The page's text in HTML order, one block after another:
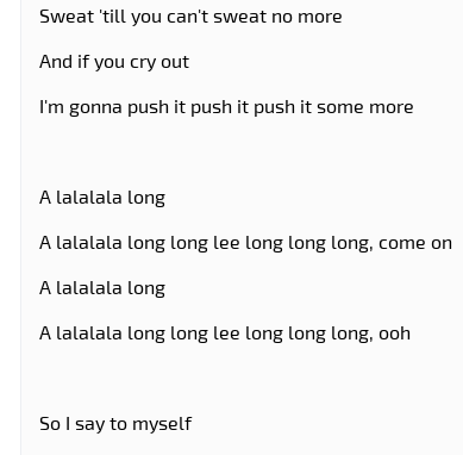
Sweat 'till you can't sweat no more
And if you cry out
I'm gonna push it push it push it some more
A lalalala long
A lalalala long long lee long long long, come on
A lalalala long
A lalalala long long lee long long long, ooh
So I say to myself